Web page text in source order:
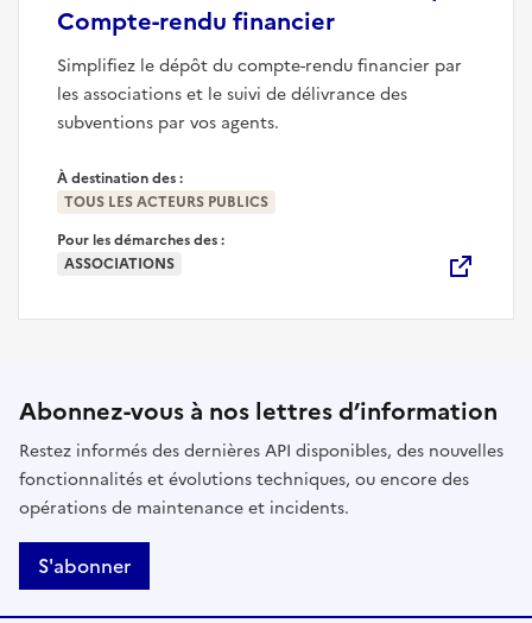
Compte-rendu financier(nouvelle
Simplifiez le dépôt du compte-rendu financier par
les associations et le suivi de délivrance des
subventions par vos agents.
À destination des :
TOUS LES ACTEURS PUBLICS
Pour les démarches des :
ASSOCIATIONS
Abonnez-vous à nos lettres d’information
Restez informés des dernières API disponibles, des nouvelles
fonctionnalités et évolutions techniques, ou encore des
opérations de maintenance et incidents.
S'abonner